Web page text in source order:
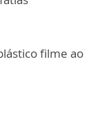
filme ao